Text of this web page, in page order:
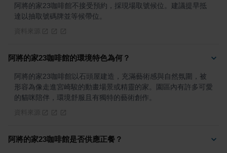
阿將的家23咖啡館不接受預約，採現場取號候位。建議提早抵
達以抽取號碼牌並等候帶位。
阿將的家23咖啡館的環境特色為何？
阿將的家23咖啡館以石頭屋建造，充滿藝術感與自然氛圍，被
形容為像走進宮崎駿的動畫場景或精靈的家。園區內有許多可愛
的貓咪陪伴，環境舒服且有獨特的藝術創作。
阿將的家23咖啡館是否供應正餐？